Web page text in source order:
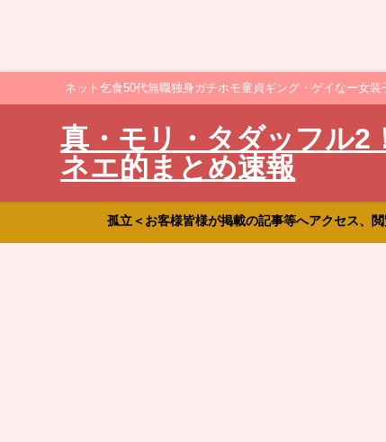
ネット乞食50代無職独身ガチホモ童貞ギング・ゲイなー女
真・モリ・タダッフル2
ネエ的まとめ速報
孤立＜お客様皆様が掲載の記事等へアクセス、